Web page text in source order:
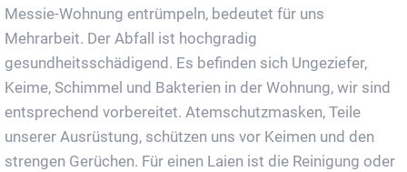
Messie-Wohnung entrümpeln, bedeutet für uns
Mehrarbeit. Der Abfall ist hochgradig
gesundheitsschädigend. Es befinden sich Ungeziefer,
Keime, Schimmel und Bakterien in der Wohnung, wir sind
entsprechend vorbereitet. Atemschutzmasken, Teile
unserer Ausrüstung, schützen uns vor Keimen und den
strengen Gerüchen. Für einen Laien ist die Reinigung oder